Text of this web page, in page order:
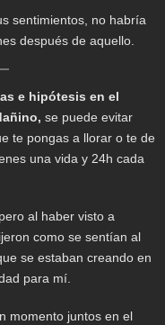
sentimientos, no habría
después de aquello.
e hipótesis en el
se puede evitar
te pongas a llorar o te de
una vida y 24h cada
al haber visto a
como se sentían al
se estaban creando en
para mí.
momento juntos en el